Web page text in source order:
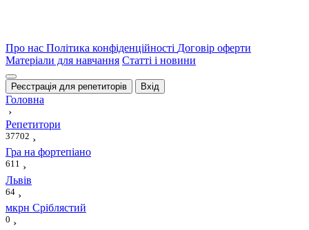
Про нас Політика конфіденційності Договір оферти
Матеріали для навчання Статті і новини
Реєстрація для репетиторів Вхід
Головна
›
Репетитори
37702 ›
Гра на фортепіано
611 ›
Львів
64 ›
мкрн Сріблястий
0 ›